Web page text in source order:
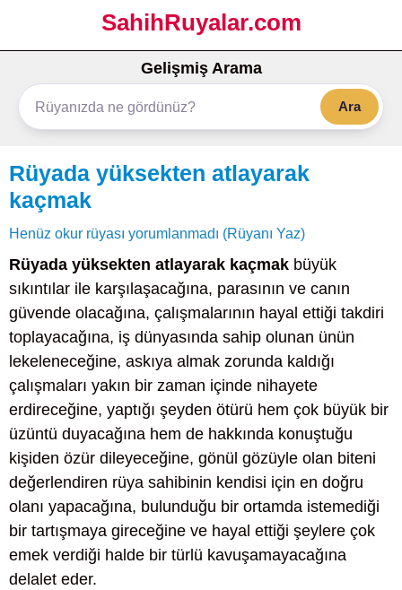
SahihRuyalar.com
Gelişmiş Arama
Ara
Rüyada yüksekten atlayarak
kaçmak
Henüz okur rüyası yorumlanmadı (Rüyanı Yaz)
Rüyada yüksekten atlayarak kaçmak büyük
sıkıntılar ile karşılaşacağına, parasının ve canın
güvende olacağına, çalışmalarının hayal ettiği takdiri
toplayacağına, iş dünyasında sahip olunan ünün
lekeleneceğine, askıya almak zorunda kaldığı
çalışmaları yakın bir zaman içinde nihayete
erdireceğine, yaptığı şeyden ötürü hem çok büyük bir
üzüntü duyacağına hem de hakkında konuştuğu
kişiden özür dileyeceğine, gönül gözüyle olan biteni
değerlendiren rüya sahibinin kendisi için en doğru
olanı yapacağına, bulunduğu bir ortamda istemediği
bir tartışmaya gireceğine ve hayal ettiği şeylere çok
emek verdiği halde bir türlü kavuşamayacağına
delalet eder.